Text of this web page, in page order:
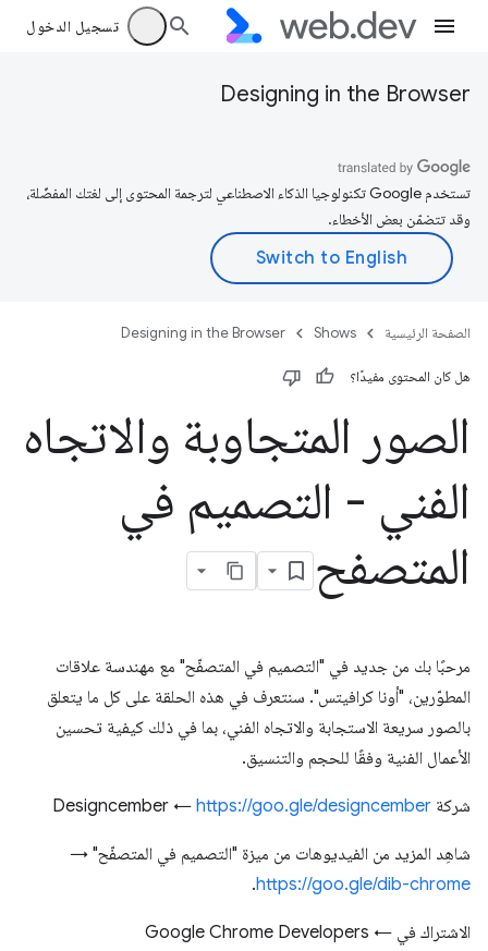
تسجيل الدخول
Designing in the Browser
تستخدم Google تكنولوجيا الذكاء الاصطناعي لترجمة المحتوى إلى لغتك المفضّلة،
وقد تتضمّن بعض الأخطاء.
الصفحة الرئيسية Shows
Designing in the Browser
هل كان المحتوى مفيدًا؟
الصور المتجاوبة والاتجاه
الفني - التصميم في
المتصفح
مرحبًا بك من جديد في "التصميم في المتصفّح" مع مهندسة علاقات
المطوّرين، "أونا كرافيتس". سنتعرف في هذه الحلقة على كل ما يتعلق
بالصور سريعة الاستجابة والاتجاه الفني، بما في ذلك كيفية تحسين
الأعمال الفنية وفقًا للحجم والتنسيق.
شركة Designcember ← https://goo.gle/designcember
شاهِد المزيد من الفيديوهات من ميزة "التصميم في المتصفّح" →
https://goo.gle/dib-chrome
.
الاشتراك في Google Chrome Developers ←